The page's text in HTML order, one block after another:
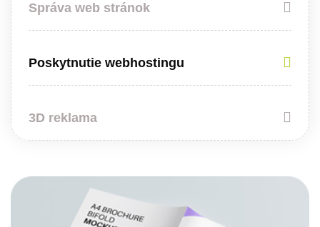
Správa web stránok
Poskytnutie webhostingu
3D reklama